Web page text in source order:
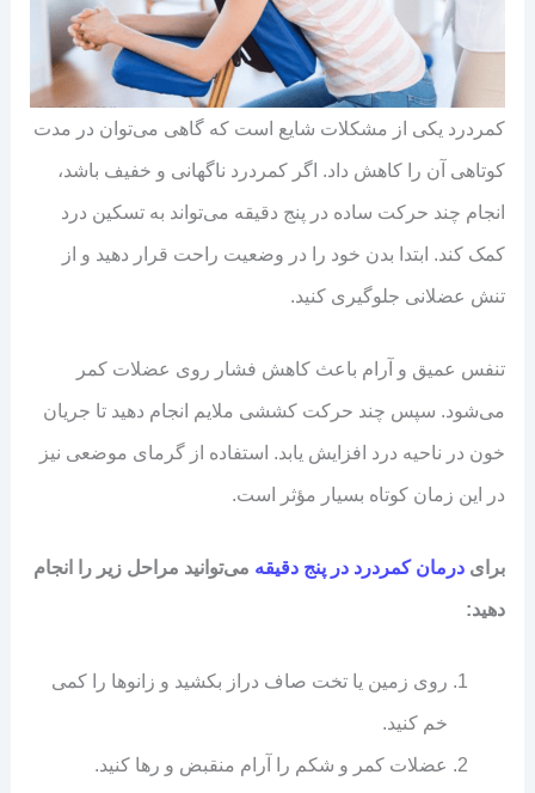
کمردرد یکی از مشکلات شایع است که گاهی می‌توان در مدت
کوتاهی آن را کاهش داد. اگر کمردرد ناگهانی و خفیف باشد،
انجام چند حرکت ساده در پنج دقیقه می‌تواند به تسکین درد
کمک کند. ابتدا بدن خود را در وضعیت راحت قرار دهید و از
تنش عضلانی جلوگیری کنید.
تنفس عمیق و آرام باعث کاهش فشار روی عضلات کمر
می‌شود. سپس چند حرکت کششی ملایم انجام دهید تا جریان
خون در ناحیه درد افزایش یابد. استفاده از گرمای موضعی نیز
در این زمان کوتاه بسیار مؤثر است.
برای درمان کمردرد در پنج دقیقه می‌توانید مراحل زیر را انجام
دهید:
روی زمین یا تخت صاف دراز بکشید و زانوها را کمی
خم کنید.
عضلات کمر و شکم را آرام منقبض و رها کنید.